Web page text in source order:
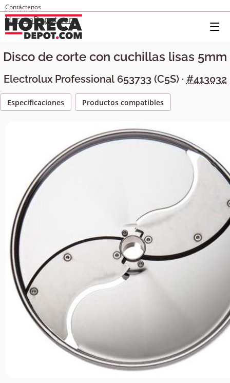
Contáctenos
HorecaDepot.com
Disco de corte con cuchillas lisas 5mm
Electrolux Professional 653733 (C5S) · #413032
Especificaciones Productos compatibles